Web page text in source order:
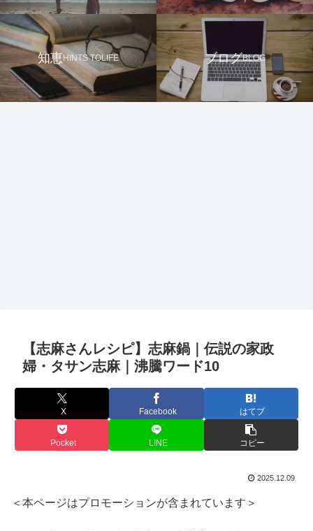
知恵HINTS TOLIFE ブログBLOG
【志麻さんレシピ】志麻鍋｜伝説の家政
婦・タサン志麻｜沸騰ワード10
X Facebook はてブ
Pocket LINE コピー
2025.12.09
＜本ページはプロモーションが含まれています＞